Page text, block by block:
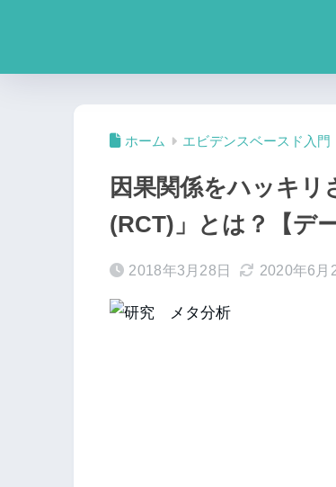
ホーム エビデンスベースド入門
因果関係をハッキ
(RCT)」とは？【デ
2018年3月28日 2020年6月